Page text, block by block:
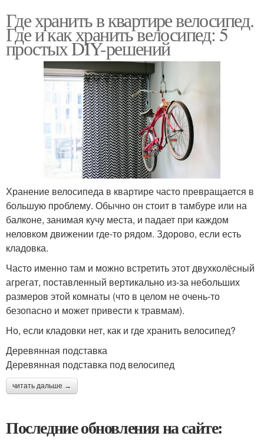
Где хранить в квартире велосипед.
Где и как хранить велосипед: 5
простых DIY-решений
Хранение велосипеда в квартире часто превращается в
большую проблему. Обычно он стоит в тамбуре или на
балконе, занимая кучу места, и падает при каждом
неловком движении где-то рядом. Здорово, если есть
кладовка.
Часто именно там и можно встретить этот двухколёсный
агрегат, поставленный вертикально из-за небольших
размеров этой комнаты (что в целом не очень-то
безопасно и может привести к травмам).
Но, если кладовки нет, как и где хранить велосипед?
Деревянная подставка
Деревянная подставка под велосипед
читать дальше →
Последние обновления на сайте: